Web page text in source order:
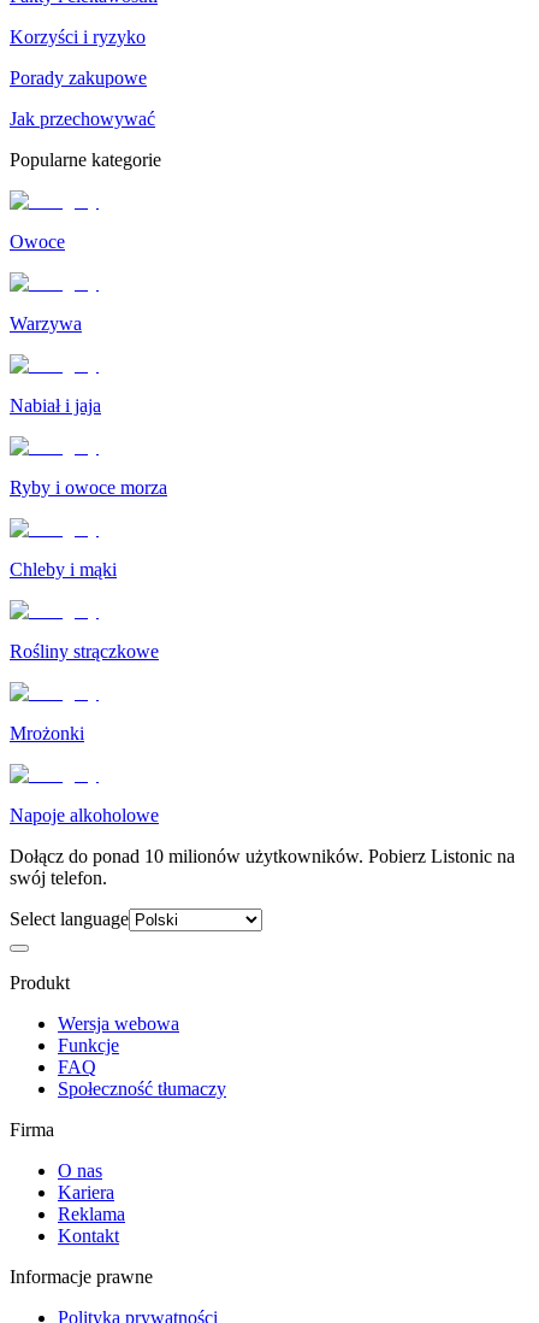
Korzyści i ryzyko
Porady zakupowe
Jak przechowywać
Popularne kategorie
Owoce
Warzywa
Nabiał i jaja
Ryby i owoce morza
Chleby i mąki
Rośliny strączkowe
Mrożonki
Napoje alkoholowe
Dołącz do ponad 10 milionów użytkowników. Pobierz Listonic na
swój telefon.
Select language
Produkt
Wersja webowa
Funkcje
FAQ
Społeczność tłumaczy
Firma
O nas
Kariera
Reklama
Kontakt
Informacje prawne
Polityka prywatności